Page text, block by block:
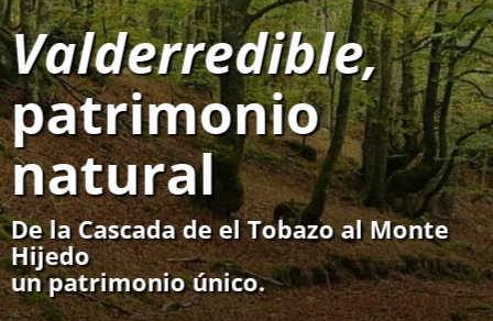
Valderredible,
patrimonio
natural
De la Cascada de el Tobazo al Monte
Hijedo
un patrimonio único.